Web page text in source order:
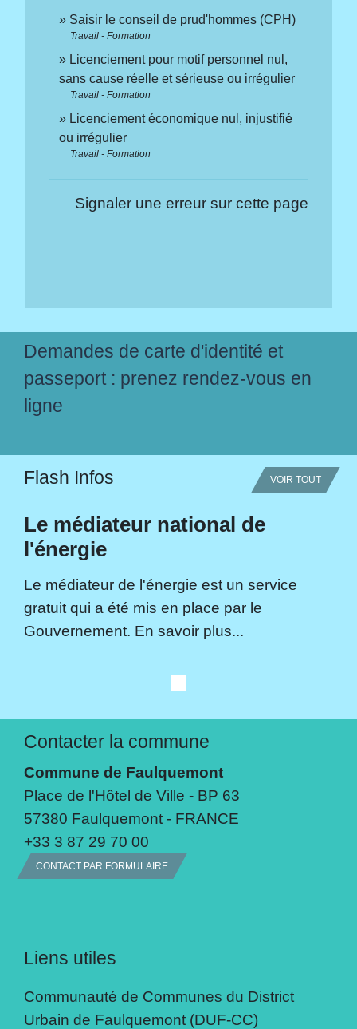
Saisir le conseil de prud'hommes (CPH)
Travail - Formation
Licenciement pour motif personnel nul,
sans cause réelle et sérieuse ou irrégulier
Travail - Formation
Licenciement économique nul, injustifié
ou irrégulier
Travail - Formation
Signaler une erreur sur cette page
Demandes de carte d'identité et
passeport : prenez rendez-vous en
ligne
Flash Infos VOIR TOUT
Le médiateur national de
l'énergie
Le médiateur de l'énergie est un service
gratuit qui a été mis en place par le
Gouvernement. En savoir plus...
Contacter la commune
Commune de Faulquemont
Place de l'Hôtel de Ville - BP 63
57380 Faulquemont - FRANCE
+33 3 87 29 70 00
CONTACT PAR FORMULAIRE
Liens utiles
Communauté de Communes du District
Urbain de Faulquemont (DUF-CC)